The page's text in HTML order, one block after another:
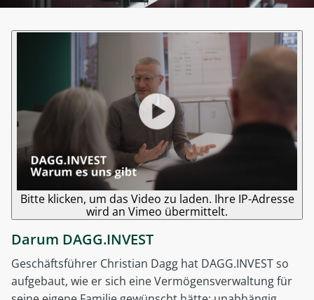
Bitte klicken, um das Video zu laden. Ihre IP-Adresse
wird an Vimeo übermittelt.
Darum DAGG.INVEST
Geschäftsführer Christian Dagg hat DAGG.INVEST so
aufgebaut, wie er sich eine Vermögensverwaltung für